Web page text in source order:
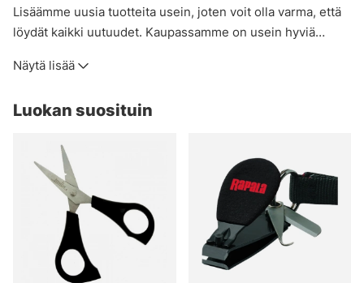
Lisäämme uusia tuotteita usein, joten voit olla varma, että
löydät kaikki uutuudet. Kaupassamme on usein hyviä
ennen seikkailujasi.
Näytä lisää
Luokan suosituin